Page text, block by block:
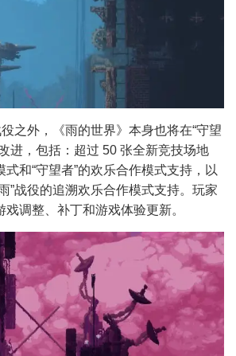
役之外，《雨的世界》本身也将在“守望
进，包括：超过 50 张全新竞技场地
式和“守望者”的欢乐合作模式支持，以
”战役的追溯欢乐合作模式支持。玩家
调整、补丁和游戏体验更新。